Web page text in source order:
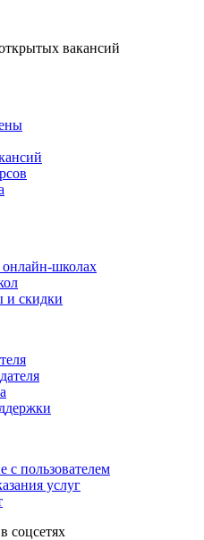
вакансий
школах
и скидки
с пользователем
услуг
соцсетях